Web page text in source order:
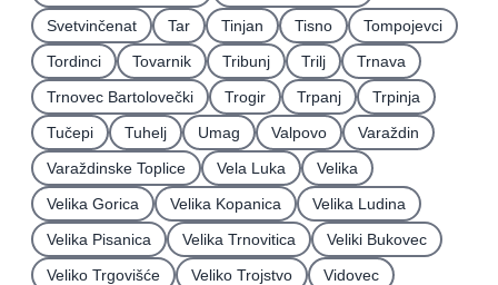
Svetvinčenat
Tar Tinjan Tisno
Tompojevci
Tordinci
Tovarnik Tribunj Trilj
Trnava
Trnovec Bartolovečki
Trogir Trpanj
Trpinja
Tučepi
Tuhelj Umag Valpovo
Varaždin
Varaždinske Toplice
Vela Luka
Velika
Velika Gorica
Velika Kopanica
Velika Ludina
Velika Pisanica
Velika Trnovitica
Veliki Bukovec
Veliko Trgovišće
Veliko Trojstvo
Vidovec